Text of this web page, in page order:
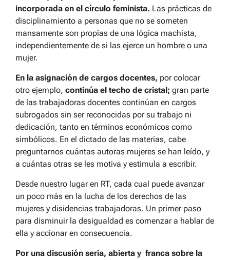
incorporada en el círculo feminista. Las prácticas de
disciplinamiento a personas que no se someten
mansamente son propias de una lógica machista,
independientemente de si las ejerce un hombre o una
mujer.
En la asignación de cargos docentes, por colocar
otro ejemplo, continúa el techo de cristal; gran parte
de las trabajadoras docentes continúan en cargos
subrogados sin ser reconocidas por su trabajo ni
dedicación, tanto en términos económicos como
simbólicos. En el dictado de las materias, cabe
preguntarnos cuántas autoras mujeres se han leído, y
a cuántas otras se les motiva y estimula a escribir.
Desde nuestro lugar en RT, cada cual puede avanzar
un poco más en la lucha de los derechos de las
mujeres y disidencias trabajadoras. Un primer paso
para disminuir la desigualdad es comenzar a hablar de
ella y accionar en consecuencia.
Por una discusión seria, abierta y franca sobre la